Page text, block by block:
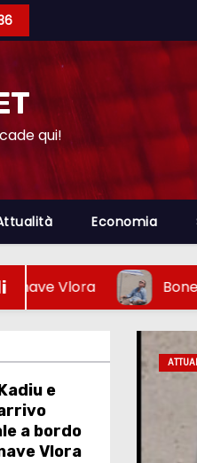
qui!
Economia
Bonelli pianta
e
a bordo
Vlora